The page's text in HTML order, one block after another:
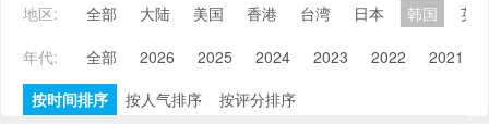
地区:
全部 大陆 美国 香港 台湾 日本 韩国
英
年代:
全部 2026 2025 2024 2023 2022 2021
按时间排序
按人气排序 按评分排序